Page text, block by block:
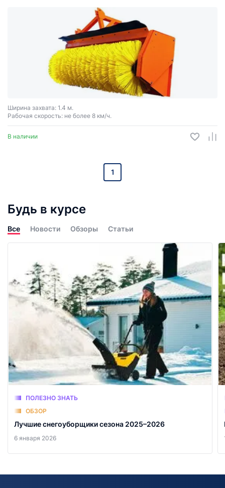
Ширина захвата: 1.4 м.
Рабочая скорость: не более 8 км/ч.
В наличии
1
Будь в курсе
Все Новости Обзоры Статьи
ПОЛЕЗНО ЗНАТЬ
ОБЗОР
Лучшие снегоуборщики сезона 2025–2026
6 января 2026